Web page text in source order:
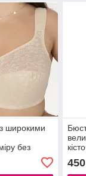
широкими
без
450